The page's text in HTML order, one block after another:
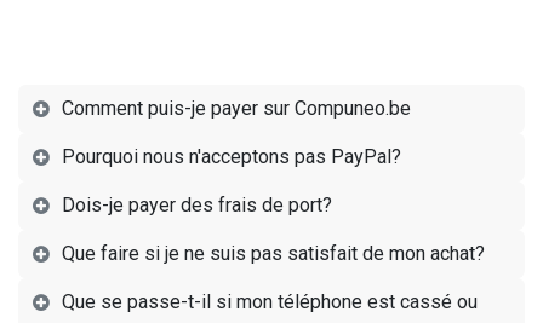
Comment puis-je payer sur Compuneo.be
Pourquoi nous n'acceptons pas PayPal?
Dois-je payer des frais de port?
Que faire si je ne suis pas satisfait de mon achat?
Que se passe-t-il si mon téléphone est cassé ou